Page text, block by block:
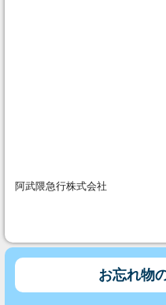
阿武隈急行株式会社
お忘れ物